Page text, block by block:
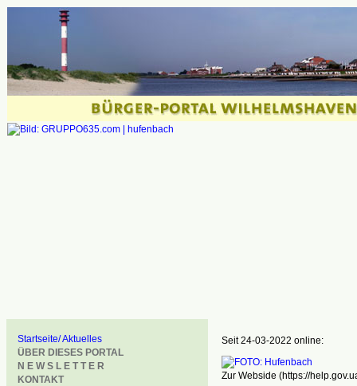
Startseite/ Aktuelles
ÜBER DIESES PORTAL
N E W S L E T T E R
KONTAKT
Seit 24-03-2022 online:
Zur Webside (https://